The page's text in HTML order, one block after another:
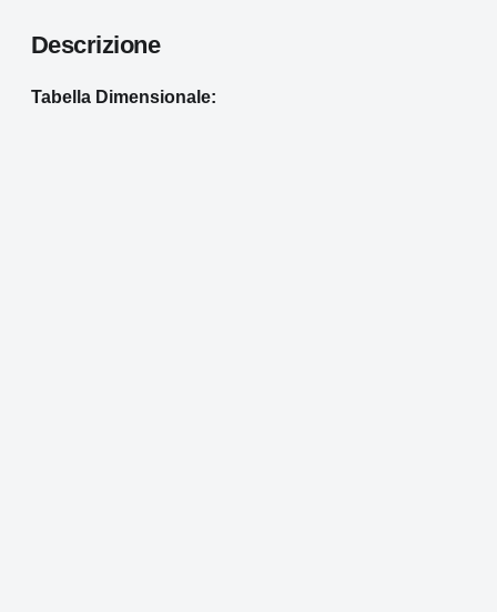
Descrizione
Tabella Dimensionale: